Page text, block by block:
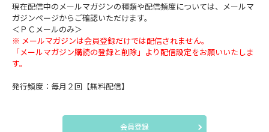
現在配信中のメールマガジンの種類や配信頻度については、メールマ
ガジンページからご確認いただけます。
＜ＰＣメールのみ＞
※ メールマガジンは会員登録だけでは配信されません。
「メールマガジン購読の登録と削除」より配信設定をお願いいたしま
す。
発行頻度：毎月２回【無料配信】
会員登録